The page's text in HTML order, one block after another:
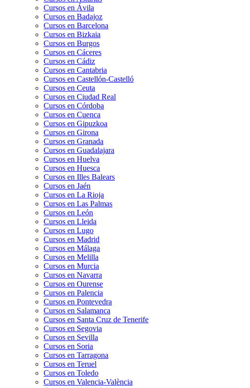
Cursos en Ávila
Cursos en Badajoz
Cursos en Barcelona
Cursos en Bizkaia
Cursos en Burgos
Cursos en Cáceres
Cursos en Cádiz
Cursos en Cantabria
Cursos en Castellón-Castelló
Cursos en Ceuta
Cursos en Ciudad Real
Cursos en Córdoba
Cursos en Cuenca
Cursos en Gipuzkoa
Cursos en Girona
Cursos en Granada
Cursos en Guadalajara
Cursos en Huelva
Cursos en Huesca
Cursos en Illes Balears
Cursos en Jaén
Cursos en La Rioja
Cursos en Las Palmas
Cursos en León
Cursos en Lleida
Cursos en Lugo
Cursos en Madrid
Cursos en Málaga
Cursos en Melilla
Cursos en Murcia
Cursos en Navarra
Cursos en Ourense
Cursos en Palencia
Cursos en Pontevedra
Cursos en Salamanca
Cursos en Santa Cruz de Tenerife
Cursos en Segovia
Cursos en Sevilla
Cursos en Soria
Cursos en Tarragona
Cursos en Teruel
Cursos en Toledo
Cursos en Valencia-València